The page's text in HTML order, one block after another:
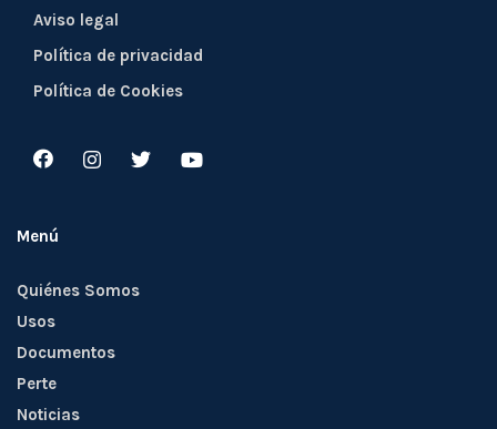
Aviso legal
Política de privacidad
Política de Cookies
Menú
Quiénes Somos
Usos
Documentos
Perte
Noticias